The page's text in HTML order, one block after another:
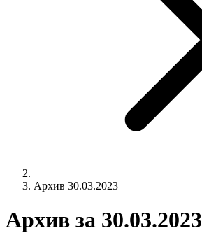
Архив 30.03.2023
Архив за 30.03.2023